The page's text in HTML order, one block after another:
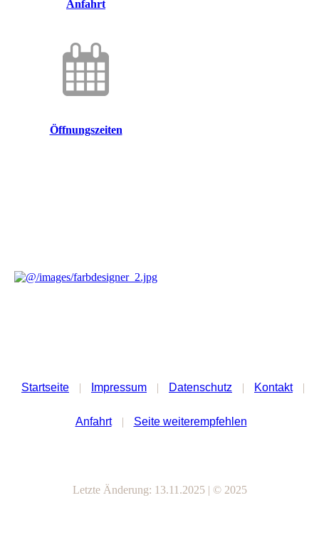
Anfahrt
Öffnungszeiten
Startseite | Impressum | Datenschutz | Kontakt |
Anfahrt | Seite weiterempfehlen
Letzte Änderung: 13.11.2025 | © 2025